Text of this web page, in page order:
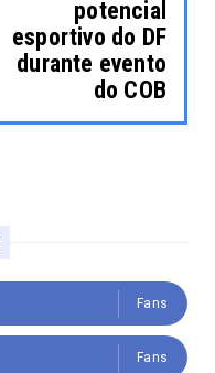
potencial
esportivo do DF
durante evento
do COB
Fans
Fans